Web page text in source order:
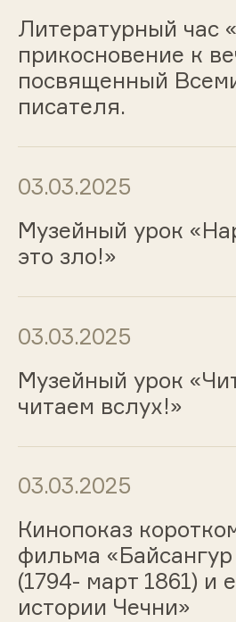
Литературный час
прикосновение к
посвященный
писателя.
03.03.2025
Музейный урок
это зло!»
03.03.2025
Музейный урок
читаем вслух!»
03.03.2025
Кинопоказ
фильма
(1794- март 1861) и
истории Чечни»